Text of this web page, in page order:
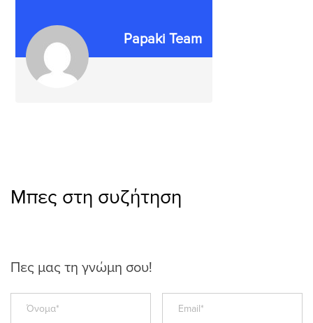
Papaki Team
Μπες στη συζήτηση
Πες μας τη γνώμη σου!